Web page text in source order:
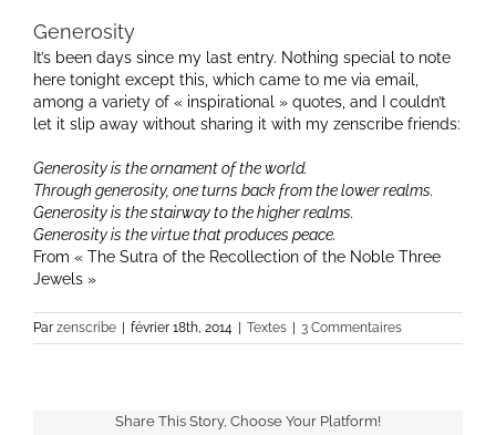
Generosity
It’s been days since my last entry. Nothing special to note
here tonight except this, which came to me via email,
among a variety of « inspirational » quotes, and I couldn’t
let it slip away without sharing it with my zenscribe friends:
Generosity is the ornament of the world.
Through generosity, one turns back from the lower realms.
Generosity is the stairway to the higher realms.
Generosity is the virtue that produces peace.
From « The Sutra of the Recollection of the Noble Three
Jewels »
Par zenscribe février 18th, 2014 Textes 3 Commentaires
Share This Story, Choose Your Platform!